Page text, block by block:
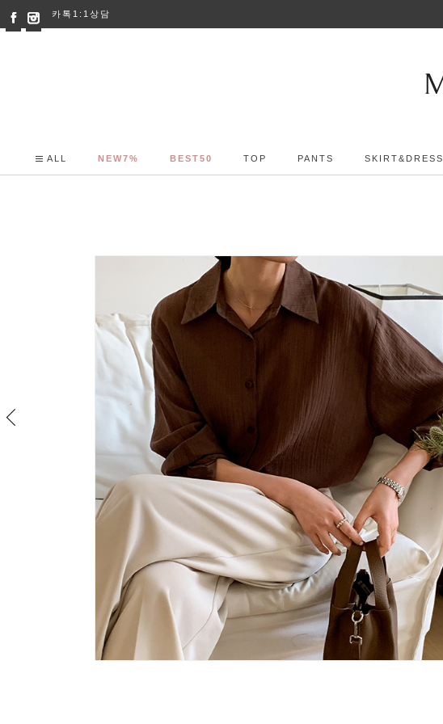
카톡1:1상담
ALL NEW7% BEST50 TOP PANTS SKIRT&DRESS